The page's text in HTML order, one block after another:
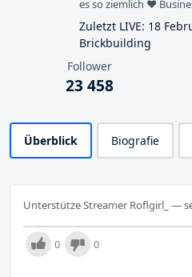
es so ziemlich ♥️
Zuletzt LIVE: 18
Brickbuilding
Follower
23 458
Überblick Biografie
Unterstütze Streamer Roflgirl_ —
0 0